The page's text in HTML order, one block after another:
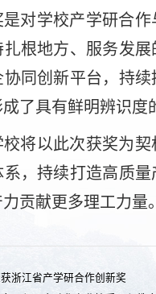
是对学校产学研合
根地方、服务发
同创新平台，持
了具有鲜明辨识度
校将以此次获奖为
，持续打造高质
贡献更多理工力量。
浙江省产学研合作创新奖